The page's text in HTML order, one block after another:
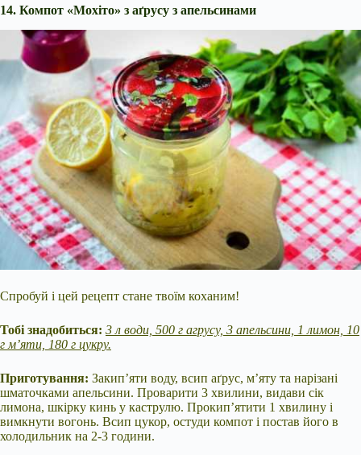
14. Компот «Мохіто» з аґрусу з апельсинами
Спробуй і цей рецепт стане твоїм коханим!
Тобі знадобиться: 3 л води, 500 г агрусу, 3 апельсини, 1 лимон, 10
г м’яти, 180 г цукру.
Приготування: Закип’яти воду, всип аґрус, м’яту та нарізані
шматочками апельсини. Проварити 3 хвилини, видави сік
лимона, шкірку кинь у каструлю. Прокип’ятити 1 хвилину і
вимкнути вогонь. Всип цукор, остуди компот і постав його в
холодильник на 2-3 години.